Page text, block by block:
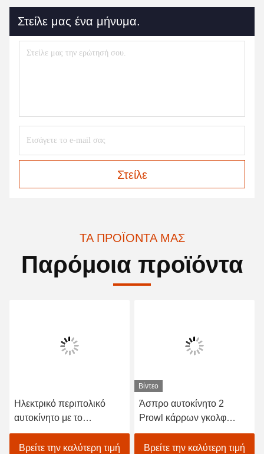
Στείλε μας ένα μήνυμα.
Στείλε
ΤΑ ΠΡΟΪΌΝΤΑ ΜΑΣ
Παρόμοια προϊόντα
Ηλεκτρικό περιπολικό
αυτοκίνητο με το
λαμπτήρα συναγερμών
Βρείτε την καλύτερη τιμή
Βίντεο
Άσπρο αυτοκίνητο 2
Prowl κάρρων γκολφ
ασφάλειας Seater με
μπαταρίες
Βρείτε την καλύτερη τιμή